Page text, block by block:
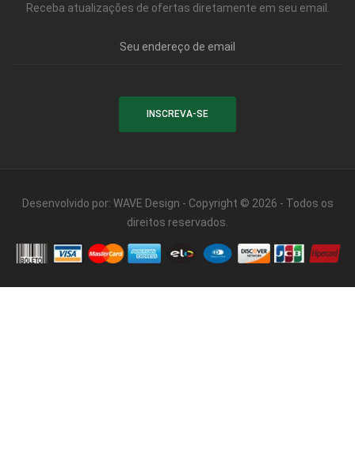
Receba atualizações de ofertas diretamente em seu email.
Desenvolvido por: WAVE Design - Copyright © 2026 - Todos os
direitos reservados.